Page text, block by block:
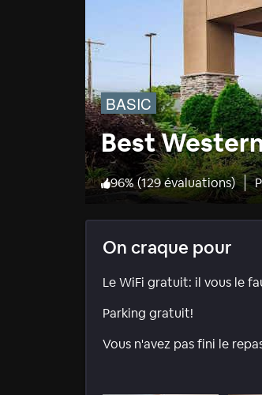
BASIC
Best
96%(129 évaluations)
On craque pour
Le WiFi gratuit: il vous le
Parking gratuit!
Vous n'avez pas fini le